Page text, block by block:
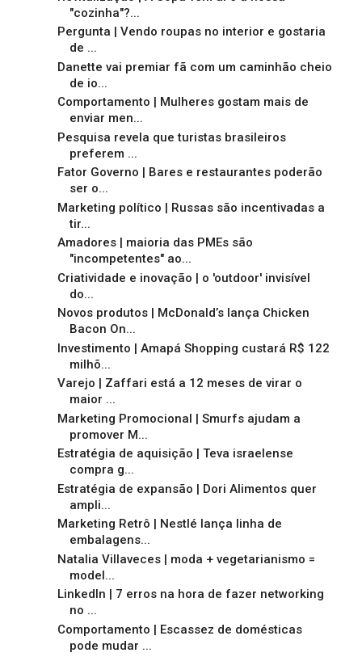
"cozinha"?...
Pergunta | Vendo roupas no interior e gostaria
de ...
Danette vai premiar fã com um caminhão cheio
de io...
Comportamento | Mulheres gostam mais de
enviar men...
Pesquisa revela que turistas brasileiros
preferem ...
Fator Governo | Bares e restaurantes poderão
ser o...
Marketing político | Russas são incentivadas a
tir...
Amadores | maioria das PMEs são
"incompetentes" ao...
Criatividade e inovação | o 'outdoor' invisível
do...
Novos produtos | McDonald’s lança Chicken
Bacon On...
Investimento | Amapá Shopping custará R$ 122
milhõ...
Varejo | Zaffari está a 12 meses de virar o
maior ...
Marketing Promocional | Smurfs ajudam a
promover M...
Estratégia de aquisição | Teva israelense
compra g...
Estratégia de expansão | Dori Alimentos quer
ampli...
Marketing Retrô | Nestlé lança linha de
embalagens...
Natalia Villaveces | moda + vegetarianismo =
model...
LinkedIn | 7 erros na hora de fazer networking
no ...
Comportamento | Escassez de domésticas
pode mudar ...